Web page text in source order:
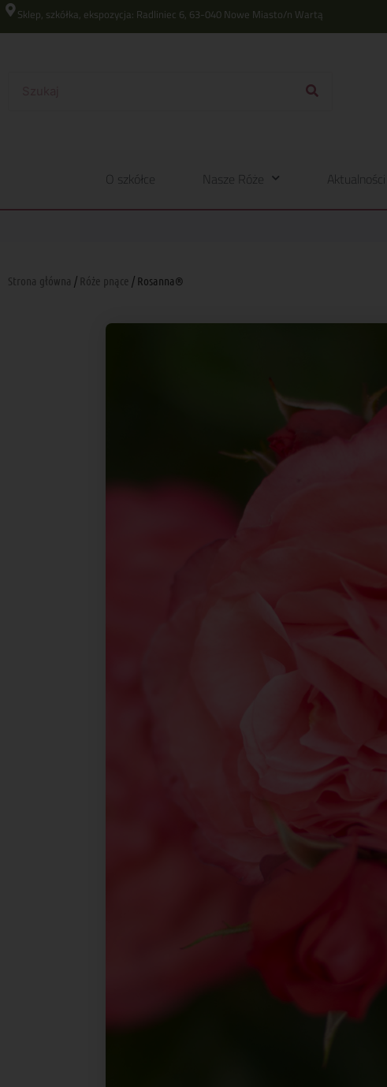
Sklep, szkółka, ekspozycja: Radliniec 6, 63-040 Nowe Miasto/n Wartą
O szkółce Nasze Róże Aktualności
Strona główna / Róże pnące / Rosanna®